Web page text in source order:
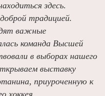
здесь.
традицией.
важные
команда Высшей
в выборах нашего
выставку
приуроченную к
хоккея.